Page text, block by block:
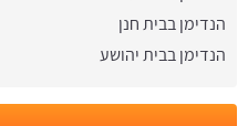
הנדימן בבית חנן
הנדימן בבית יהושע